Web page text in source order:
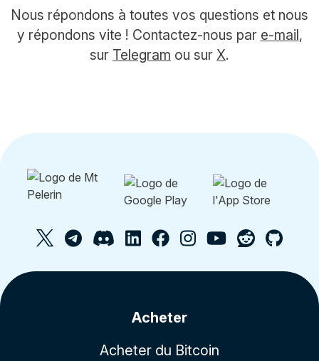
Nous répondons à toutes vos questions et nous
y répondons vite ! Contactez-nous par e-mail,
sur Telegram ou sur X.
Acheter
Acheter du Bitcoin